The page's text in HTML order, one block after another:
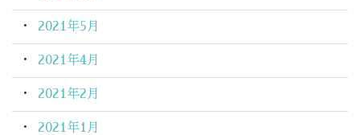
2021年5月
2021年4月
2021年2月
2021年1月